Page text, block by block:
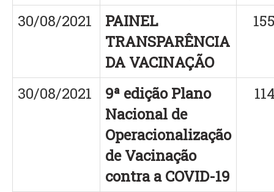
30/08/2021
PAINEL
TRANSPARÊNCIA
DA VACINAÇÃO
30/08/2021
9ª edição Plano
Nacional de
Operacionalização
de Vacinação
contra a COVID-19